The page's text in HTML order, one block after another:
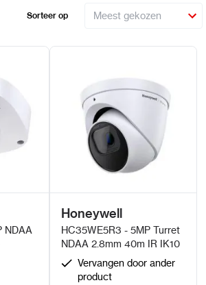
Sorteer op
NDAA
Honeywell
HC35WE5R3 - 5MP Turret
NDAA 2.8mm 40m IR IK10
Vervangen door ander
product